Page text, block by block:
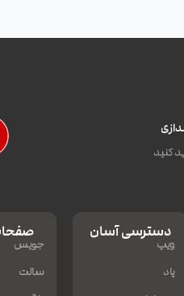
کنید
دسترسی آسان
ویپ
پاد
جویس
سالت